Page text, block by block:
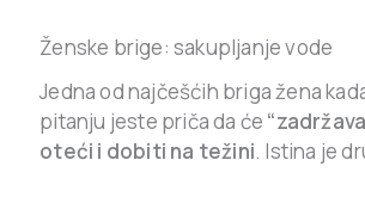
Ženske brige: sakupljanje vode
Jedna od najčešćih briga žena
pitanju jeste priča da će
oteći i dobiti na težini. Istina je